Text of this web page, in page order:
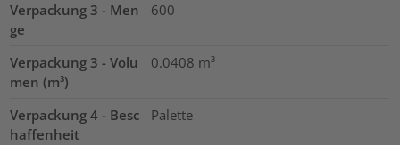
Verpackung 3 - Men
ge
600
Verpackung 3 - Volu
men (m³)
0.0408 m³
Verpackung 4 - Besc
haffenheit
Palette